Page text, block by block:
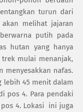
turun dari
melihat jajaran
putih pada
hutan yang hanya
mulai menanjak,
menyesakkan nafas.
lebih 45 menit dalam
pos 4. Para pendaki
4. Lokasi
ini juga